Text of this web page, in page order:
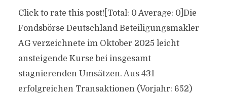
Click to rate this post![Total: 0 Average: 0]Die
Fondsbörse Deutschland Beteiligungsmakler
AG verzeichnete im Oktober 2025 leicht
ansteigende Kurse bei insgesamt
stagnierenden Umsätzen. Aus 431
erfolgreichen Transaktionen (Vorjahr: 652)